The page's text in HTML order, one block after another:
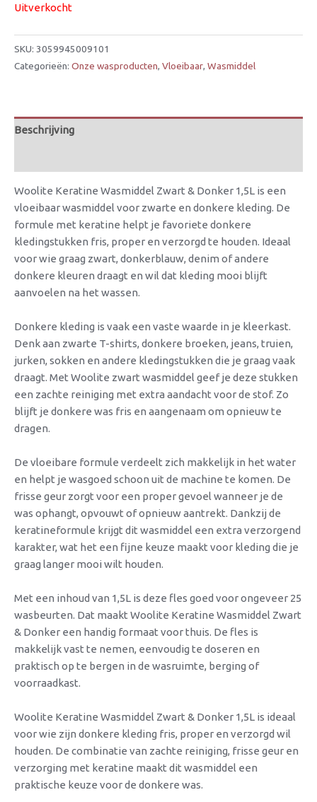
Uitverkocht
SKU: 3059945009101
Categorieën: Onze wasproducten, Vloeibaar, Wasmiddel
Beschrijving
Woolite Keratine Wasmiddel Zwart & Donker 1,5L is een
vloeibaar wasmiddel voor zwarte en donkere kleding. De
formule met keratine helpt je favoriete donkere
kledingstukken fris, proper en verzorgd te houden. Ideaal
voor wie graag zwart, donkerblauw, denim of andere
donkere kleuren draagt en wil dat kleding mooi blijft
aanvoelen na het wassen.
Donkere kleding is vaak een vaste waarde in je kleerkast.
Denk aan zwarte T-shirts, donkere broeken, jeans, truien,
jurken, sokken en andere kledingstukken die je graag vaak
draagt. Met Woolite zwart wasmiddel geef je deze stukken
een zachte reiniging met extra aandacht voor de stof. Zo
blijft je donkere was fris en aangenaam om opnieuw te
dragen.
De vloeibare formule verdeelt zich makkelijk in het water
en helpt je wasgoed schoon uit de machine te komen. De
frisse geur zorgt voor een proper gevoel wanneer je de
was ophangt, opvouwt of opnieuw aantrekt. Dankzij de
keratineformule krijgt dit wasmiddel een extra verzorgend
karakter, wat het een fijne keuze maakt voor kleding die je
graag langer mooi wilt houden.
Met een inhoud van 1,5L is deze fles goed voor ongeveer 25
wasbeurten. Dat maakt Woolite Keratine Wasmiddel Zwart
& Donker een handig formaat voor thuis. De fles is
makkelijk vast te nemen, eenvoudig te doseren en
praktisch op te bergen in de wasruimte, berging of
voorraadkast.
Woolite Keratine Wasmiddel Zwart & Donker 1,5L is ideaal
voor wie zijn donkere kleding fris, proper en verzorgd wil
houden. De combinatie van zachte reiniging, frisse geur en
verzorging met keratine maakt dit wasmiddel een
praktische keuze voor de donkere was.